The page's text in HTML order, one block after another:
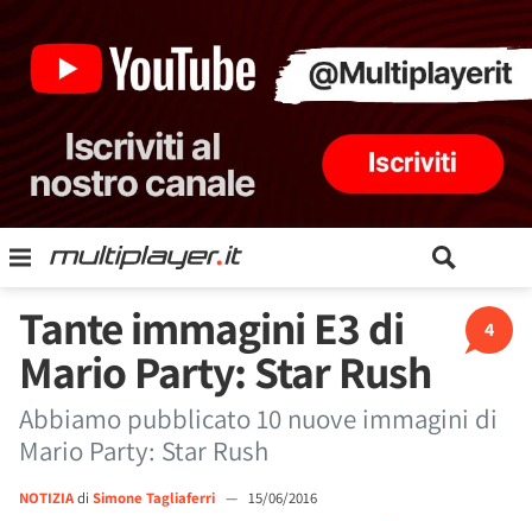
4
Tante immagini E3 di
Mario Party: Star Rush
Abbiamo pubblicato 10 nuove immagini di
Mario Party: Star Rush
NOTIZIAdi Simone Tagliaferri — 15/06/2016